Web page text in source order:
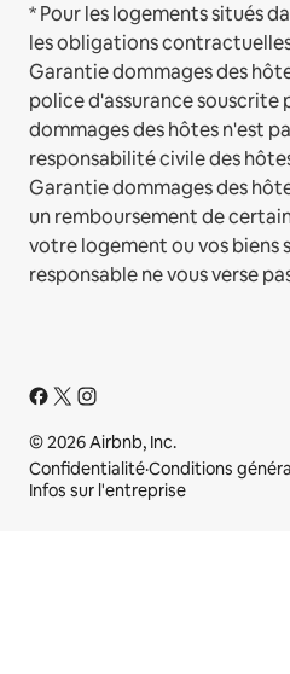
* Pour les logements situés
les obligations
Garantie dommages des
police d'assurance souscrite
dommages des hôtes n'est
responsabilité civile des
Garantie dommages des
un remboursement de
votre logement ou vos biens
responsable ne vous verse
© 2026 Airbnb, Inc.
Confidentialité·Conditions
Infos sur l'entreprise